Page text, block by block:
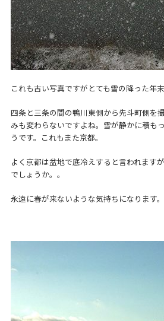
これも古い写真ですがとても雪の降った年末
四条と三条の間の鴨川東側から先斗町側を
みも変わらないですよね。雪が静かに積も
うです。これもまた京都。
よく京都は盆地で底冷えすると言われます
でしょうか。。
永遠に春が来ないような気持ちになります。